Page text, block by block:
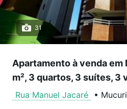
31
Apartamento à venda em
m², 3 quartos, 3 suítes, 3
Rua Manuel Jacaré •